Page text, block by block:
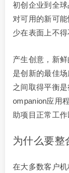
初创企业到全
对可用的新可
少在表面上不得
产生创意，新
是创新的最佳
之间取得平衡
ompanion应用
助项目正常工作
为什么要整
在大多数客户